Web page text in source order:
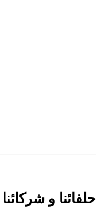
حلفائنا و